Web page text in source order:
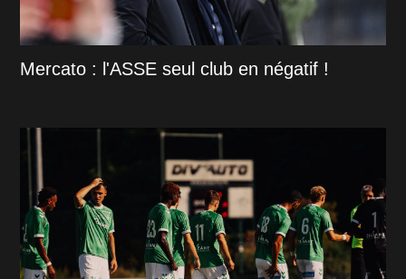
Mercato : l'ASSE seul club en négatif !